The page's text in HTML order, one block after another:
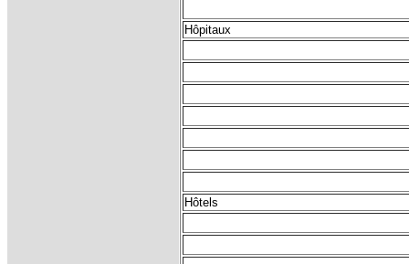
Hôpitaux
Hôtels